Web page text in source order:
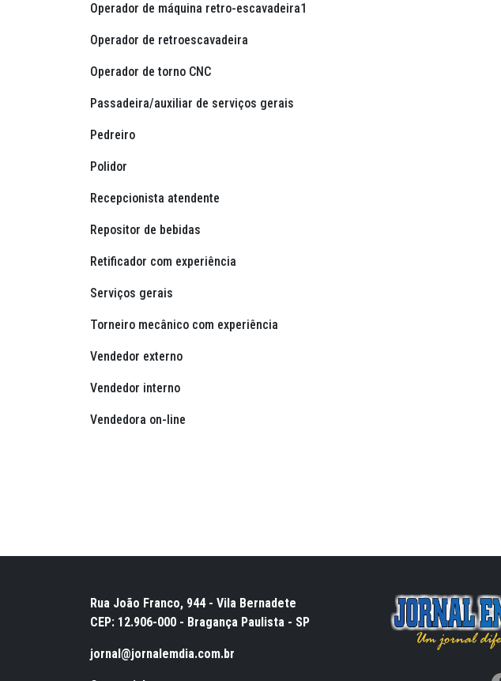
Operador de máquina retro-escavadeira1
Operador de retroescavadeira
Operador de torno CNC
Passadeira/auxiliar de serviços gerais
Pedreiro
Polidor
Recepcionista atendente
Repositor de bebidas
Retificador com experiência
Serviços gerais
Torneiro mecânico com experiência
Vendedor externo
Vendedor interno
Vendedora on-line
Rua João Franco, 944 - Vila Bernadete
CEP: 12.906-000 - Bragança Paulista - SP
jornal@jornalemdia.com.br